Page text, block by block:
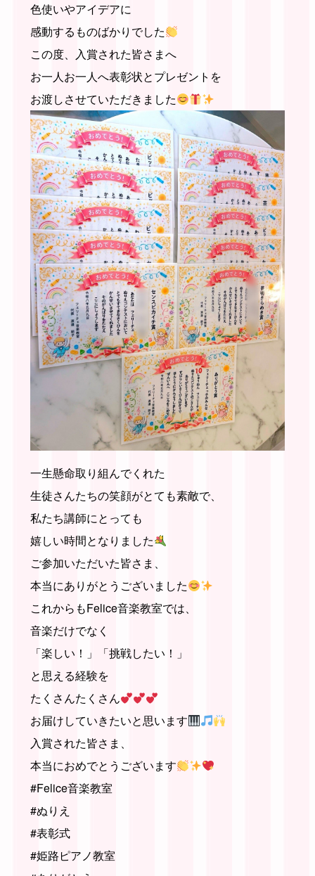
色使いやアイデアに
感動するものばかりでした
この度、入賞された皆さまへ
お一人お一人へ表彰状とプレゼントを
お渡しさせていただきました
一生懸命取り組んでくれた
生徒さんたちの笑顔がとても素敵で、
私たち講師にとっても
嬉しい時間となりました
ご参加いただいた皆さま、
本当にありがとうございました
これからもFelice音楽教室では、
音楽だけでなく
「楽しい！」「挑戦したい！」
と思える経験を
たくさんたくさん
お届けしていきたいと思います
入賞された皆さま、
本当におめでとうございます
#Felice音楽教室
#ぬりえ
#表彰式
#姫路ピアノ教室